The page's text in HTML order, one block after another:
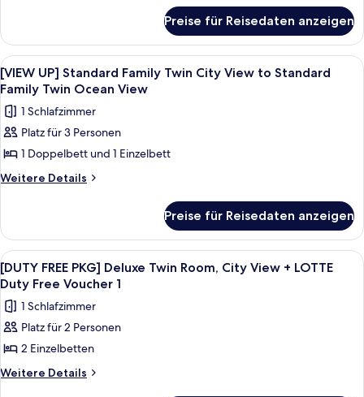
to
Standard
Twin
Ocean
View
anzeigen
UP]
Standard
Twin
City
to
Standard
Ocean
View
Preise für Reisedaten anzeigen
Alle
Fotos
für
[VIEW
UP]
Standard
Family
View
to
Standard
Family
Twin
Ocean
View
Ein modernes Wohnzimmer mit
8
[VIEW UP] Standard Family Twin City View to Standard
Family Twin Ocean View
1 Schlafzimmer
Platz für 3 Personen
1 Doppelbett und 1 Einzelbett
Weitere Details
Weitere
UP]
Standard
Family
Twin
View
to
Family
Twin
Ocean
Preise für Reisedaten anzeigen
Alle
Fotos
für
[DUTY
FREE
PKG]
Deluxe
Ein hohes, modernes Gebäude mit
5
[DUTY FREE PKG] Deluxe Twin Room, City View + LOTTE
Duty Free Voucher 1
1 Schlafzimmer
Platz für 2 Personen
2 Einzelbetten
Weitere Details
Weitere